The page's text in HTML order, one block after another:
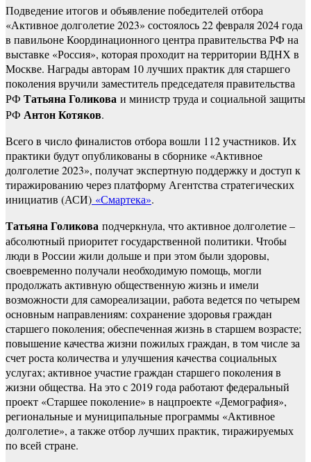
Подведение итогов и объявление победителей отбора
«Активное долголетие 2023» состоялось 22 февраля 2024 года
в павильоне Координационного центра правительства РФ на
выставке «Россия», которая проходит на территории ВДНХ в
Москве. Награды авторам 10 лучших практик для старшего
поколения вручили заместитель председателя правительства
РФ Татьяна Голикова и министр труда и социальной защиты
РФ Антон Котяков.
Всего в число финалистов отбора вошли 112 участников. Их
практики будут опубликованы в сборнике «Активное
долголетие 2023», получат экспертную поддержку и доступ к
тиражированию через платформу Агентства стратегических
инициатив (АСИ) «Смартека».
Татьяна Голикова подчеркнула, что активное долголетие –
абсолютный приоритет государственной политики. Чтобы
люди в России жили дольше и при этом были здоровы,
своевременно получали необходимую помощь, могли
продолжать активную общественную жизнь и имели
возможности для самореализации, работа ведется по четырем
основным направлениям: сохранение здоровья граждан
старшего поколения; обеспеченная жизнь в старшем возрасте;
повышение качества жизни пожилых граждан, в том числе за
счет роста количества и улучшения качества социальных
услугах; активное участие граждан старшего поколения в
жизни общества. На это с 2019 года работают федеральный
проект «Старшее поколение» в нацпроекте «Демография»,
региональные и муниципальные программы «Активное
долголетие», а также отбор лучших практик, тиражируемых
по всей стране.